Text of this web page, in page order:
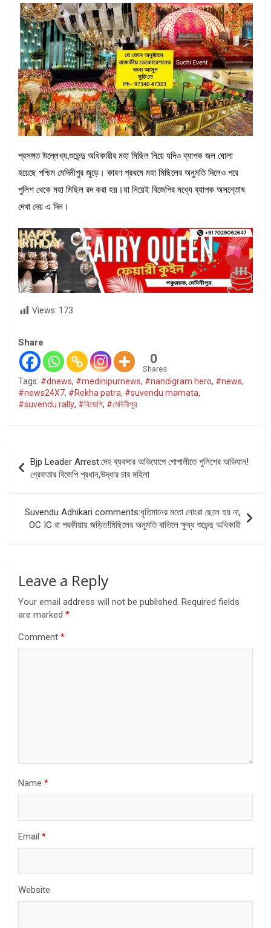
প্রসঙ্গত উল্লেখ্য,শুভেন্দু অধিকারীর মহা মিছিল নিয়ে যদিও ব্যাপক জল ঘোলা
হয়েছে পশ্চিম মেদিনীপুর জুড়ে। কারণ প্রথমে মহা মিছিলের অনুমতি দিলেও পরে
পুলিশ থেকে মহা মিছিল রদ করা হয়।যা নিয়েই বিজেপির মধ্যে ব্যাপক অসন্তোষ
দেখা দেয় এ দিন।
Views: 173
Share
0
Shares
Tags: #dnews, #medinipurnews, #nandigram hero, #news,
#news24X7, #Rekha patra, #suvendu mamata,
#suvendu rally, #বিজেপি, #মেদিনীপুর
navigation
Bjp Leader Arrest:দেহ ব্যবসার অভিযোগে গোপালীতে পুলিশের অভিযান!
গ্রেফতার বিজেপি প্রধান,উদ্ধার চার মহিলা
Suvendu Adhikari comments:ধৃতিমানের মতো নোংরা ছেলে হয় না,
OC IC রা পরকীয়ায় জড়িত!মিছিলের অনুমতি বাতিলে ক্ষুব্ধ শুভেন্দু অধিকারী
Leave a Reply
Your email address will not be published. Required fields
are marked *
Comment *
Name *
Email *
Website